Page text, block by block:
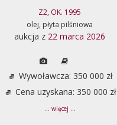
Z2, OK. 1995
olej, płyta pilśniowa
aukcja z 22 marca 2026
Wywoławcza: 350 000 zł
Cena uzyskana: 350 000 zł
... więcej ...